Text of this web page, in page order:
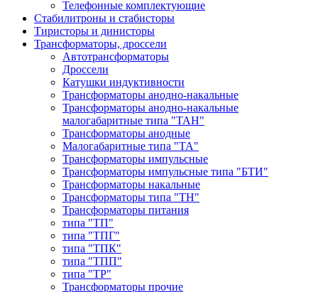
Телефонные комплектующие
Стабилитроны и стабисторы
Тиристоры и динисторы
Трансформаторы, дроссели
Автотрансформаторы
Дроссели
Катушки индуктивности
Трансформаторы анодно-накальные
Трансформаторы анодно-накальные
малогабаритные типа "ТАН"
Трансформаторы анодные
Малогабаритные типа "ТА"
Трансформаторы импульсные
Трансформаторы импульсные типа "БТИ"
Трансформаторы накальные
Трансформаторы типа "ТН"
Трансформаторы питания
типа "ТП"
типа "ТПГ"
типа "ТПК"
типа "ТПП"
типа "ТР"
Трансформаторы прочие